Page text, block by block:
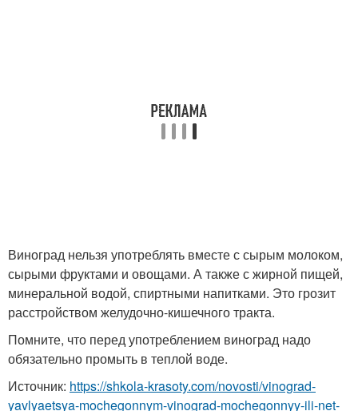
Виноград нельзя употреблять вместе с сырым молоком,
сырыми фруктами и овощами. А также с жирной пищей,
минеральной водой, спиртными напитками. Это грозит
расстройством желудочно-кишечного тракта.
Помните, что перед употреблением виноград надо
обязательно промыть в теплой воде.
Источник: https://shkola-krasoty.com/novosti/vinograd-
yavlyaetsya-mochegonnym-vinograd-mochegonnyy-ili-net-